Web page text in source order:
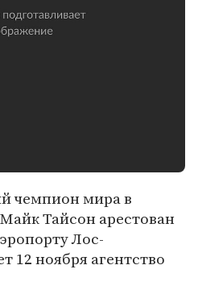
чемпион мира в
Тайсон арестован
Лос-
12 ноября агентство